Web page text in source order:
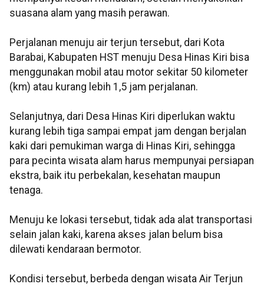
suasana alam yang masih perawan.
Perjalanan menuju air terjun tersebut, dari Kota
Barabai, Kabupaten HST menuju Desa Hinas Kiri bisa
menggunakan mobil atau motor sekitar 50 kilometer
(km) atau kurang lebih 1,5 jam perjalanan.
Selanjutnya, dari Desa Hinas Kiri diperlukan waktu
kurang lebih tiga sampai empat jam dengan berjalan
kaki dari pemukiman warga di Hinas Kiri, sehingga
para pecinta wisata alam harus mempunyai persiapan
ekstra, baik itu perbekalan, kesehatan maupun
tenaga.
Menuju ke lokasi tersebut, tidak ada alat transportasi
selain jalan kaki, karena akses jalan belum bisa
dilewati kendaraan bermotor.
Kondisi tersebut, berbeda dengan wisata Air Terjun